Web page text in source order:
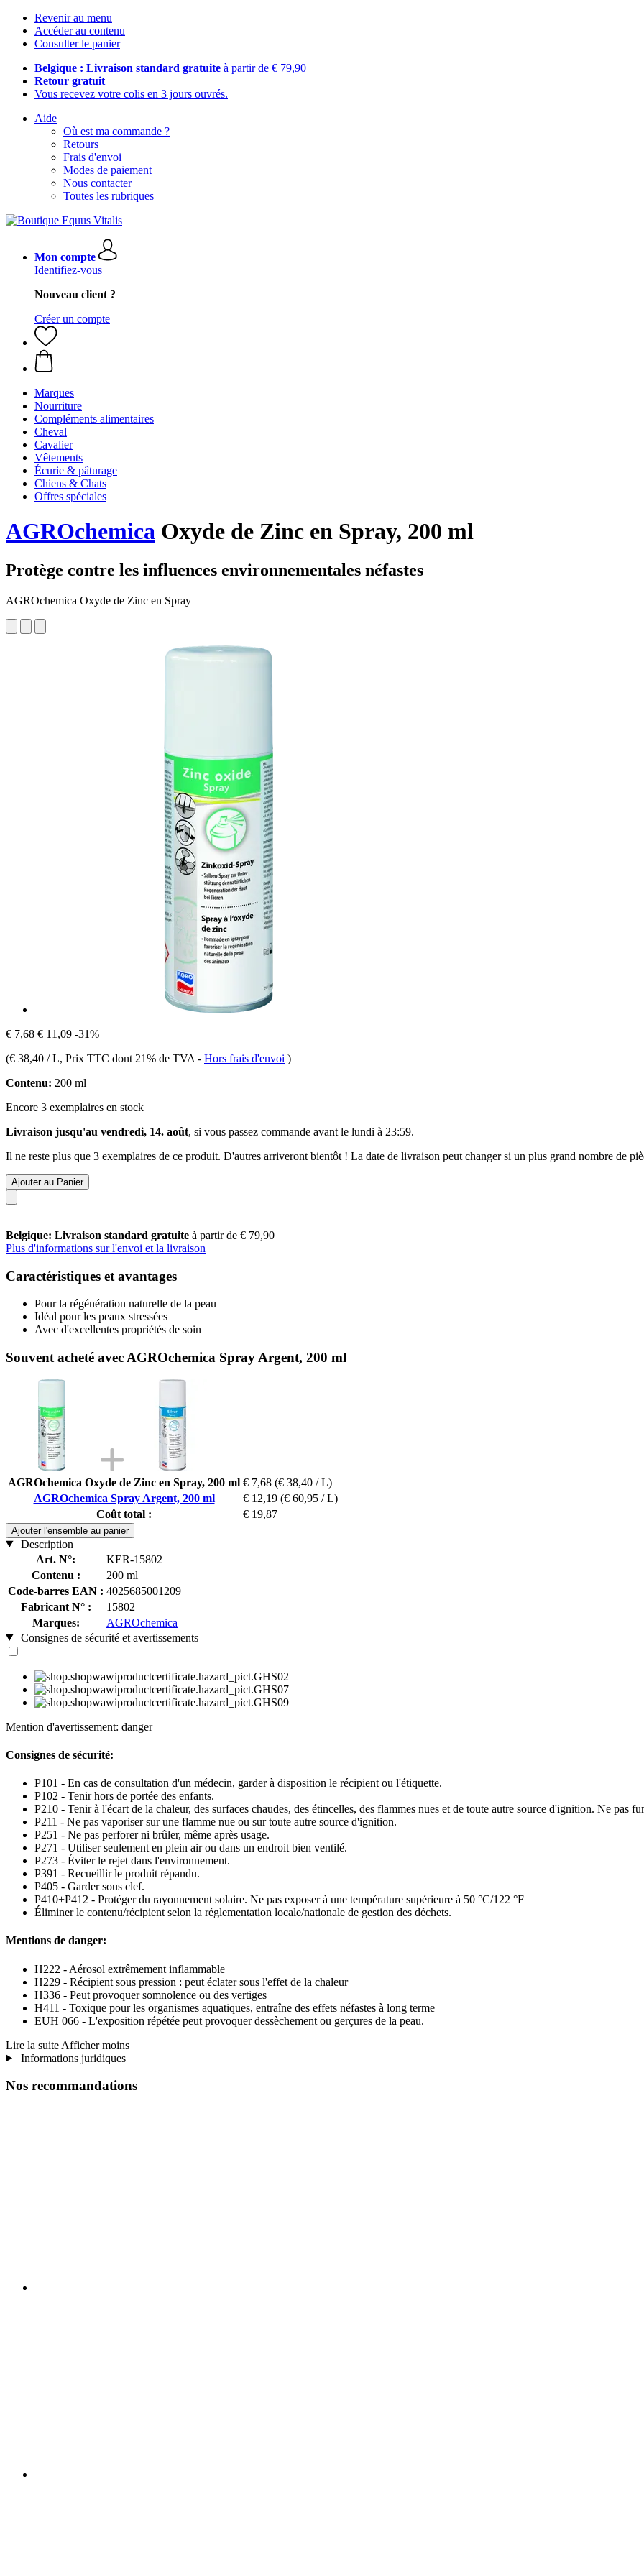
Revenir au menu
Accéder au contenu
Consulter le panier
Belgique : Livraison standard gratuite à partir de € 79,90
Retour gratuit
Vous recevez votre colis en 3 jours ouvrés.
Aide
Où est ma commande ?
Retours
Frais d'envoi
Modes de paiement
Nous contacter
Toutes les rubriques
Mon compte
Identifiez-vous
Nouveau client ?
Créer un compte
Marques
Nourriture
Compléments alimentaires
Cheval
Cavalier
Vêtements
Écurie & pâturage
Chiens & Chats
Offres spéciales
AGROchemica Oxyde de Zinc en Spray, 200 ml
Protège contre les influences environnementales néfastes
AGROchemica Oxyde de Zinc en Spray
€ 7,68 € 11,09 -31%
(€ 38,40 / L, Prix TTC dont 21% de TVA - Hors frais d'envoi )
Contenu: 200 ml
Encore 3 exemplaires en stock
Livraison jusqu'au vendredi, 14. août, si vous passez commande avant le lundi à 23:59.
Il ne reste plus que 3 exemplaires de ce produit. D'autres arriveront bientôt ! La date de livraison peut changer si un plus grand nombre de
Ajouter au Panier
Belgique: Livraison standard gratuite à partir de € 79,90
Plus d'informations sur l'envoi et la livraison
Caractéristiques et avantages
Pour la régénération naturelle de la peau
Idéal pour les peaux stressées
Avec d'excellentes propriétés de soin
Souvent acheté avec AGROchemica Spray Argent, 200 ml
AGROchemica Oxyde de Zinc en Spray, 200 ml € 7,68 (€ 38,40 / L)
AGROchemica Spray Argent, 200 ml
€ 12,19 (€ 60,95 / L)
Coût total :
€ 19,87
Ajouter l'ensemble au panier
Description
Art. N°:
KER-15802
Contenu :
200 ml
Code-barres EAN : 4025685001209
Fabricant N° :
15802
Marques:
AGROchemica
Consignes de sécurité et avertissements
Mention d'avertissement: danger
Consignes de sécurité:
P101 - En cas de consultation d'un médecin, garder à disposition le récipient ou l'étiquette.
P102 - Tenir hors de portée des enfants.
P210 - Tenir à l'écart de la chaleur, des surfaces chaudes, des étincelles, des flammes nues et de toute autre source d'ignition. Ne pas
P211 - Ne pas vaporiser sur une flamme nue ou sur toute autre source d'ignition.
P251 - Ne pas perforer ni brûler, même après usage.
P271 - Utiliser seulement en plein air ou dans un endroit bien ventilé.
P273 - Éviter le rejet dans l'environnement.
P391 - Recueillir le produit répandu.
P405 - Garder sous clef.
P410+P412 - Protéger du rayonnement solaire. Ne pas exposer à une température supérieure à 50 °C/122 °F
Éliminer le contenu/récipient selon la réglementation locale/nationale de gestion des déchets.
Mentions de danger:
H222 - Aérosol extrêmement inflammable
H229 - Récipient sous pression : peut éclater sous l'effet de la chaleur
H336 - Peut provoquer somnolence ou des vertiges
H411 - Toxique pour les organismes aquatiques, entraîne des effets néfastes à long terme
EUH 066 - L'exposition répétée peut provoquer dessèchement ou gerçures de la peau.
Lire la suite Afficher moins
Informations juridiques
Nos recommandations